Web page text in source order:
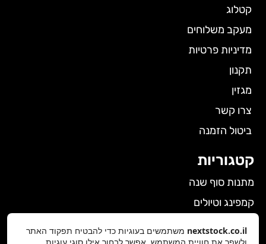
קטלוג
מעקב משלוחים
מדיניות פרטיות
תקנון
מגזין
צרו קשר
ביטול הזמנה
קטגוריות
מתנות סוף שנה
קמפינג וטיולים
nextstock.co.il משתמשים בעוגיות כדי להבטיח תפקוד האתר